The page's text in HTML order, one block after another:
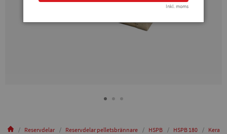
Reservdelar Reservdelar pelletsbrännare HSPB HSPB 180
Inkl. moms